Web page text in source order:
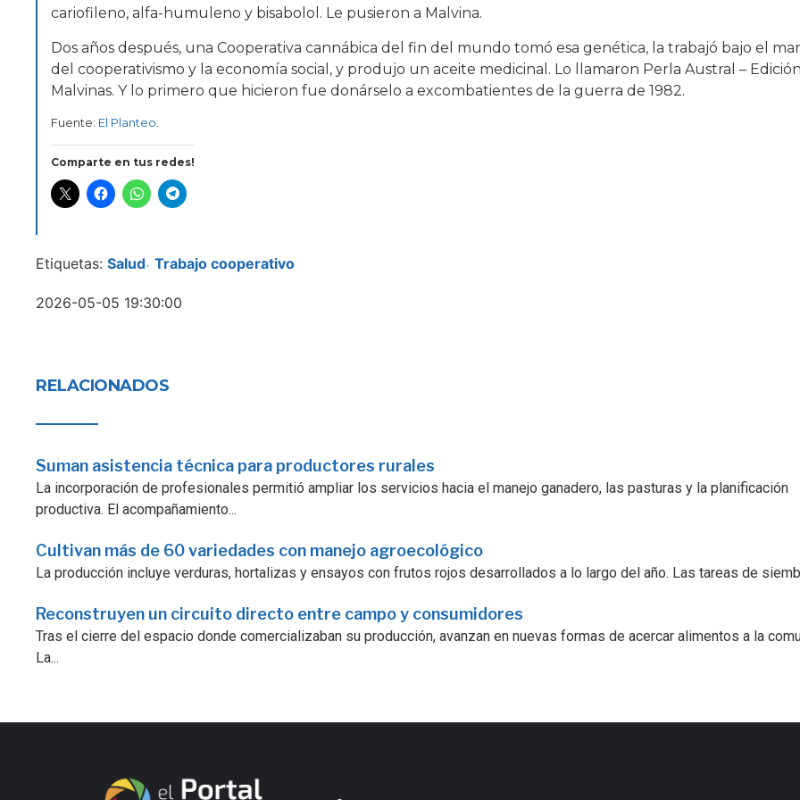
cariofileno, alfa-humuleno y bisabolol. Le pusieron a Malvina.
Dos años después, una Cooperativa cannábica del fin del mundo tomó esa genética, la trabajó bajo el
del cooperativismo y la economía social, y produjo un aceite medicinal. Lo llamaron Perla Austral – Edición
Malvinas. Y lo primero que hicieron fue donárselo a excombatientes de la guerra de 1982.
Fuente: El Planteo
Comparte en tus redes!
Etiquetas: Salud- Trabajo cooperativo
2026-05-05 19:30:00
RELACIONADOS
Suman asistencia técnica para productores rurales
La incorporación de profesionales permitió ampliar los servicios hacia el manejo ganadero, las pasturas y la planificación
productiva. El acompañamiento...
Cultivan más de 60 variedades con manejo agroecológico
La producción incluye verduras, hortalizas y ensayos con frutos rojos desarrollados a lo largo del año. Las tareas de
Reconstruyen un circuito directo entre campo y consumidores
Tras el cierre del espacio donde comercializaban su producción, avanzan en nuevas formas de acercar alimentos a la
La...